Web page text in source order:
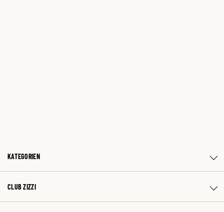
KATEGORIEN
CLUB ZIZZI